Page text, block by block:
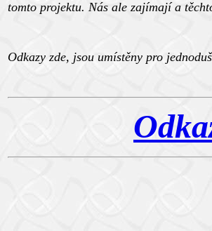
tomto projektu. Nás ale zajímají a
Odkazy zde, jsou umístěny pro